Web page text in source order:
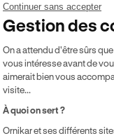
Le contenu dans cet
contractuellement
dernière décline
Résumer cet article
ChatGPT Gemini
Continuer sans accepter
Gestion des
Plateforme de
On a attendu d'être sûrs
vous intéresse avant de
aimerait bien vous
visite...
À quoi on sert ?
Ornikar et ses différents